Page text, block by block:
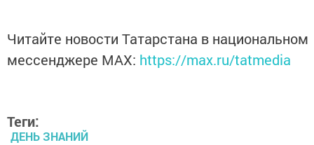
Читайте новости Татарстана в национальном
мессенджере MАХ: https://max.ru/tatmedia
Теги:
ДЕНЬ ЗНАНИЙ